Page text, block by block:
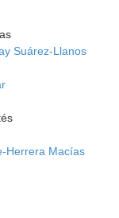
Suárez-Llanos
Herrera Macías